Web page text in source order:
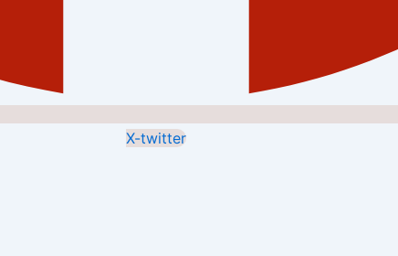
X-twitter